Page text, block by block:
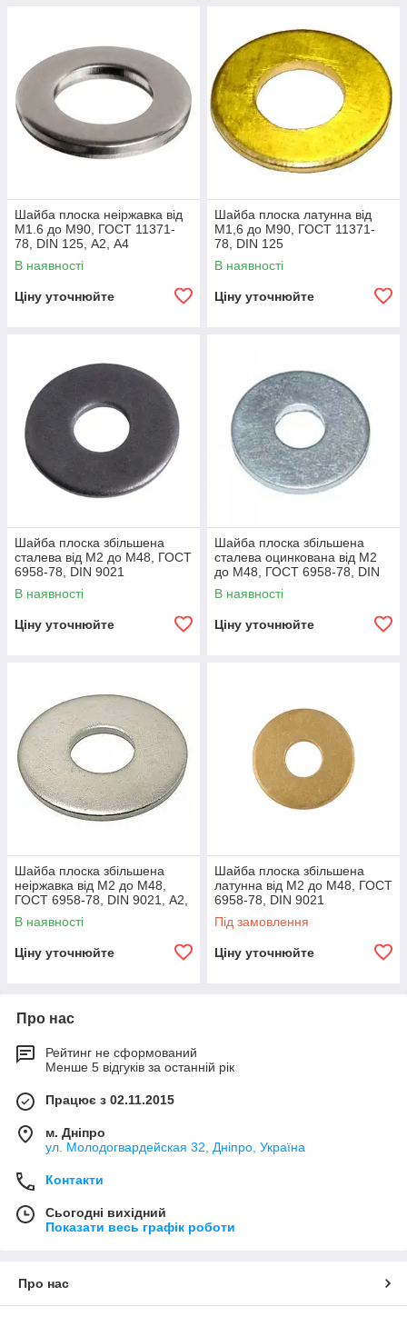
Шайба плоска неіржавка від
М1.6 до М90, ГОСТ 11371-
78, DIN 125, А2, А4
В наявності
Ціну уточнюйте
Шайба плоска латунна від
М1,6 до М90, ГОСТ 11371-
78, DIN 125
В наявності
Ціну уточнюйте
Шайба плоска збільшена
сталева від М2 до М48, ГОСТ
6958-78, DIN 9021
В наявності
Ціну уточнюйте
Шайба плоска збільшена
сталева оцинкована від М2
до М48, ГОСТ 6958-78, DIN
9021
В наявності
Ціну уточнюйте
Шайба плоска збільшена
неіржавка від М2 до М48,
ГОСТ 6958-78, DIN 9021, А2,
А4
В наявності
Ціну уточнюйте
Шайба плоска збільшена
латунна від М2 до М48, ГОСТ
6958-78, DIN 9021
Під замовлення
Ціну уточнюйте
Про нас
Рейтинг не сформований
Менше 5 відгуків за останній рік
Працює з 02.11.2015
м. Дніпро
ул. Молодогвардейская 32, Дніпро, Україна
Контакти
Сьогодні вихідний
Показати весь графік роботи
Про нас